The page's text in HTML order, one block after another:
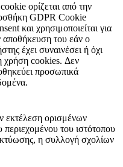
ορίζεται από την
GDPR Cookie
και χρησιμοποιείται για
αποθήκευση του εάν ο
έχει συναινέσει ή όχι
χρήση cookies. Δεν
προσωπικά
εκτέλεση ορισμένων
του ιστότοπου
η συλλογή σχολίων